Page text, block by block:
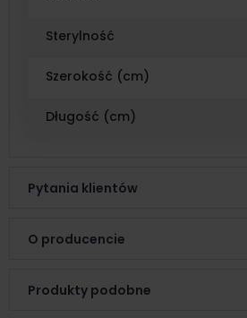
Sterylność
Szerokość (cm)
Długość (cm)
Pytania klientów
O producencie
Produkty podobne